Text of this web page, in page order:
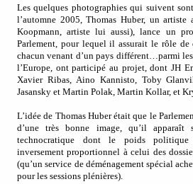
Les quelques photographies qui suivent
l’automne 2005, Thomas Huber, un artiste
Koopmann, artiste lui aussi), lance un
Parlement, pour lequel il assurait le rôle de
chacun venant d’un pays différent…parmi
l’Europe, ont participé au projet, dont JH
Xavier Ribas, Aino Kannisto, Toby
Jasansky et Martin Polak, Martin Kollar, et
L’idée de Thomas Huber était que le
d’une très bonne image, qu’il apparaît
technocratique dont le poids
inversement proportionnel à celui des
(qu’un service de déménagement spécial
pour les sessions plénières).